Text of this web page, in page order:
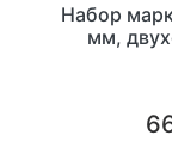
Набор
мм,